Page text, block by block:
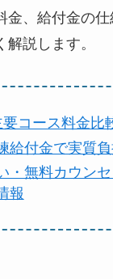
金、給付金の
説します。
コース料金比
給付金で実質
・無料カウン
報